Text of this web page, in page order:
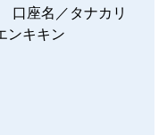
座名／タナカリ
ンキキン